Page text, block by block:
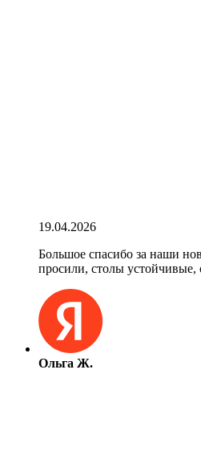
19.04.2026
Большое спасибо за наши
просили, столы устойчивые,
Ольга Ж.